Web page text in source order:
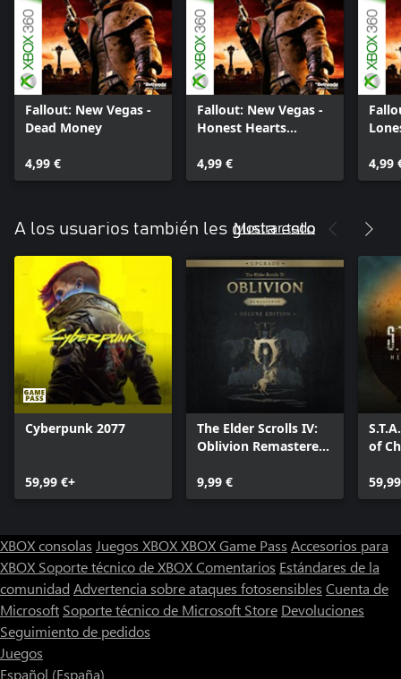
Fallout: New Vegas -
Dead Money
4,99 €
Fallout: New Vegas -
Honest Hearts
4,99 €
4,99
A los usuarios también les gusta esto
Mostrar todo
Cyberpunk 2077
59,99 €+
The Elder Scrolls IV:
Oblivion Remastered
Upgrade
9,99 €
of
XBOX consolas Juegos XBOXXBOX Game Pass Accesorios para
XBOX Soporte técnico de XBOXComentarios Estándares de la
comunidad Advertencia sobre ataques fotosensibles Cuenta de
Microsoft Soporte técnico de Microsoft Store Devoluciones
Seguimiento de pedidos
Juegos
Español (España)